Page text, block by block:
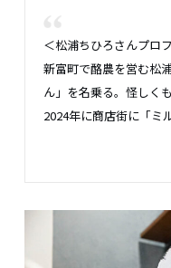
＜松浦ちひろさんプロ
新富町で酪農を営む松
ん」を名乗る。怪しく
2024年に商店街に「ミ